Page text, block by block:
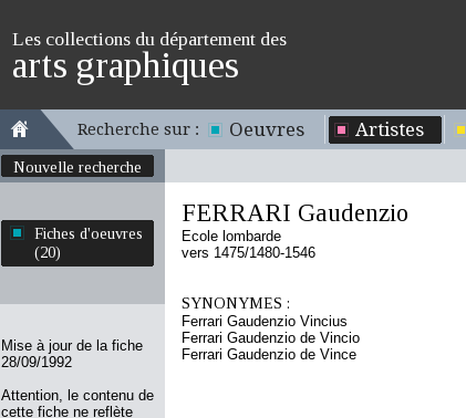
Les collections du département des
arts graphiques
Recherche sur : Oeuvres Artistes
Nouvelle recherche
Fiches d'oeuvres
(20)
Mise à jour de la fiche
28/09/1992
Attention, le contenu de
cette fiche ne reflète
FERRARI Gaudenzio
Ecole lombarde
vers 1475/1480-1546
SYNONYMES :
Ferrari Gaudenzio Vincius
Ferrari Gaudenzio de Vincio
Ferrari Gaudenzio de Vince